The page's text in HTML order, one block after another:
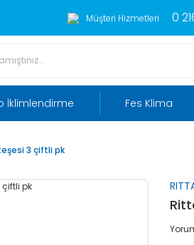
Müşteri Hizmetleri 0
İklimlendirme Fes Klima
3 çiftli pk